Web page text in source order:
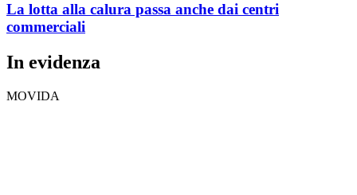
La lotta alla calura passa anche dai centri
commerciali
In evidenza
MOVIDA